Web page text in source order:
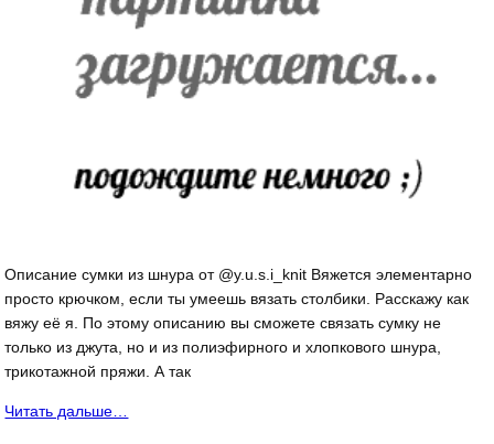
Описание сумки из шнура от @y.u.s.i_knit Вяжется элементарно
просто крючком, если ты умеешь вязать столбики. Расскажу как
вяжу её я. По этому описанию вы сможете связать сумку не
только из джута, но и из полиэфирного и хлопкового шнура,
трикотажной пряжи. А так
Читать дальше…